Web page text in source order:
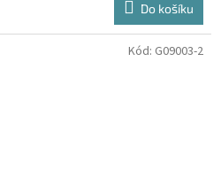
Do košíku
Kód: G09003-2